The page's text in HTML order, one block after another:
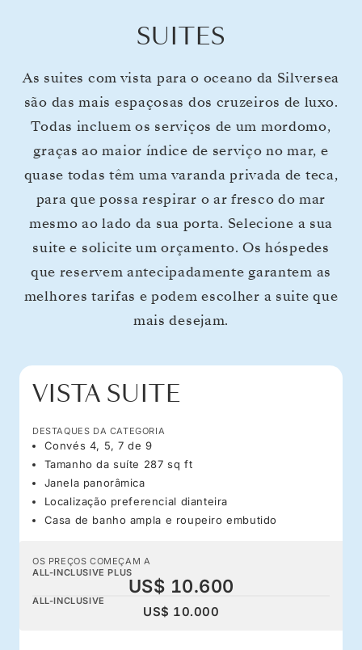
SUITES
As suites com vista para o oceano da Silversea
são das mais espaçosas dos cruzeiros de luxo.
Todas incluem os serviços de um mordomo,
graças ao maior índice de serviço no mar, e
quase todas têm uma varanda privada de teca,
para que possa respirar o ar fresco do mar
mesmo ao lado da sua porta. Selecione a sua
suite e solicite um orçamento. Os hóspedes
que reservem antecipadamente garantem as
melhores tarifas e podem escolher a suite que
mais desejam.
VISTA SUITE
DESTAQUES DA CATEGORIA
Convés 4, 5, 7 de 9
Tamanho da suíte 287 sq ft
Janela panorâmica
Localização preferencial dianteira
Casa de banho ampla e roupeiro embutido
OS PREÇOS COMEÇAM A
ALL-INCLUSIVE PLUS
US$ 10.600
ALL-INCLUSIVE
US$ 10.000